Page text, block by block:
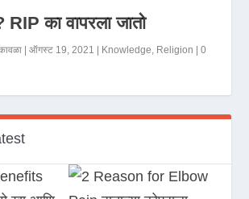
का वापरला जातो
|ऑगस्ट 19, 2021 Knowledge, Religion |0